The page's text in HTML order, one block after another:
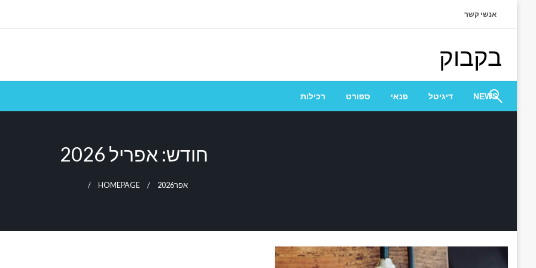
אנשי קשר
בקבוק
NEWS דיגיטל פנאי ספורט רכילות
חודש: אפריל 2026
HOMEPAGE 2026אפר